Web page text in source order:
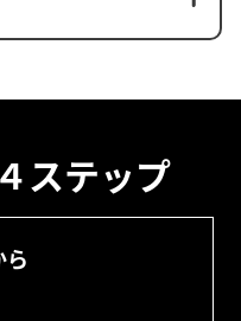
ステップ